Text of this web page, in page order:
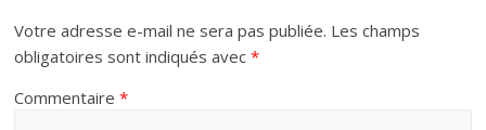
Votre adresse e-mail ne sera pas publiée. Les champs
obligatoires sont indiqués avec*
Commentaire*